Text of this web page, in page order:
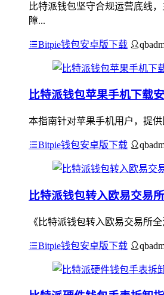
比特派钱包坚守合规运营底线
障...
Bitpie钱包安卓版下载
比特派钱包苹果手机下载
本指南针对苹果手机用户，提
Bitpie钱包安卓版下载
比特派钱包转入欧易交易
《比特派钱包转入欧易交易所
Bitpie钱包安卓版下载